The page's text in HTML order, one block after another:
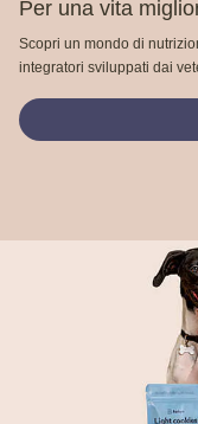
Per una vita
Scopri un mondo di
integratori sviluppati dai